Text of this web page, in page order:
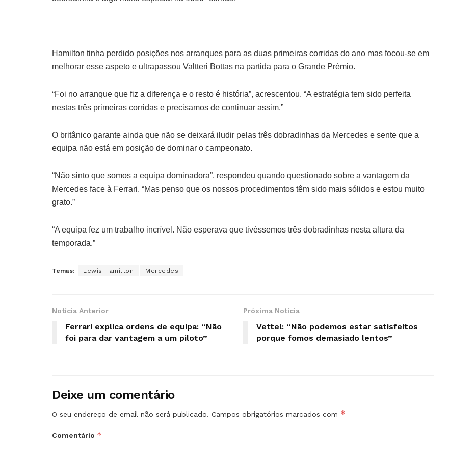
Hamilton tinha perdido posições nos arranques para as duas primeiras corridas do ano mas focou-se em
melhorar esse aspeto e ultrapassou Valtteri Bottas na partida para o Grande Prémio.
“Foi no arranque que fiz a diferença e o resto é história”, acrescentou. “A estratégia tem sido perfeita
nestas três primeiras corridas e precisamos de continuar assim.”
O britânico garante ainda que não se deixará iludir pelas três dobradinhas da Mercedes e sente que a
equipa não está em posição de dominar o campeonato.
“Não sinto que somos a equipa dominadora”, respondeu quando questionado sobre a vantagem da
Mercedes face à Ferrari. “Mas penso que os nossos procedimentos têm sido mais sólidos e estou muito
grato.”
“A equipa fez um trabalho incrível. Não esperava que tivéssemos três dobradinhas nesta altura da
temporada.”
Temas: Lewis Hamilton Mercedes
Notícia Anterior
Ferrari explica ordens de equipa: “Não
foi para dar vantagem a um piloto”
Próxima Notícia
Vettel: “Não podemos estar satisfeitos
porque fomos demasiado lentos”
Deixe um comentário
O seu endereço de email não será publicado. Campos obrigatórios marcados com *
Comentário *